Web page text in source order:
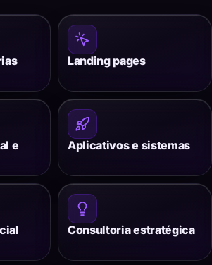
Landing pages
e
Aplicativos e sistemas
Consultoria estratégica